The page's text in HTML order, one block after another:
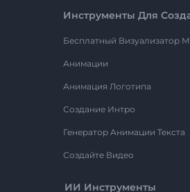
Инструменты Для
Бесплатный Визуализатор
Анимации
Анимация Логотипа
Создание Интро
Генератор Анимации Текста
Создайте Видео
ИИ Инструменты